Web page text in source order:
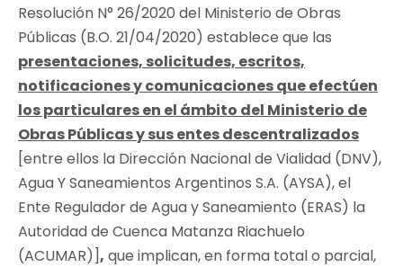
Resolución N° 26/2020 del Ministerio de Obras
Públicas (B.O. 21/04/2020) establece que las
presentaciones, solicitudes, escritos,
notificaciones y comunicaciones que efectúen
los particulares en el ámbito del Ministerio de
Obras Públicas y sus entes descentralizados
[entre ellos la Dirección Nacional de Vialidad (DNV),
Agua Y Saneamientos Argentinos S.A. (AYSA), el
Ente Regulador de Agua y Saneamiento (ERAS) la
Autoridad de Cuenca Matanza Riachuelo
(ACUMAR)], que implican, en forma total o parcial,